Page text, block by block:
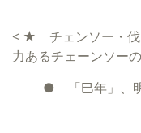
< ★ チェンソー・
力あるチェーンソー
● 「巳年」、明